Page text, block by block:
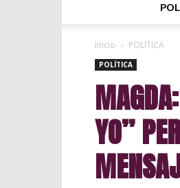
Inicio POLÍTICA
POLÍTICA
YO”